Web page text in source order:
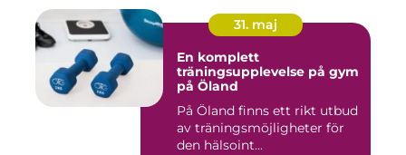
31. maj
En komplett
träningsupplevelse på gym
på Öland
På Öland finns ett rikt utbud
av träningsmöjligheter för
den hälsoint...